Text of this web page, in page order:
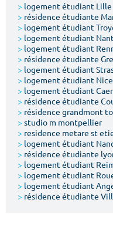
> logement étudiant Lille
> résidence étudiante
> logement étudiant
> logement étudiant
> logement étudiant
> résidence étudiante
> logement étudiant
> logement étudiant Nice
> logement étudiant
> résidence étudiante
> résidence grandmont
> studio m montpellier
> residence metare st
> logement étudiant
> résidence étudiante
> logement étudiant
> logement étudiant
> logement étudiant
> résidence étudiante